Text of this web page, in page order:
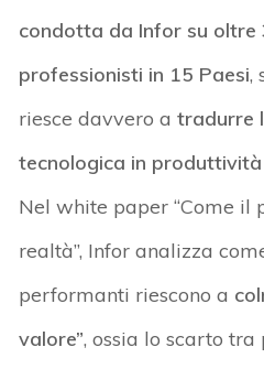
condotta da Infor su oltre
professionisti in 15 Paesi,
riesce davvero atradurre
tecnologica in
Nel white paper“Come il
realtà”, Infor analizza
performanti riescono a
valore”, ossia lo scarto